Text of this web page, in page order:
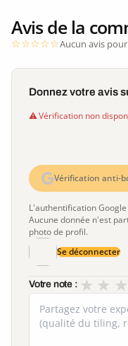
Avis de la
Aucun avis
Donnez votre avis
Vérification non
Vérification anti-
L'authentification
Aucune donnée n'est
photo de profil.
Se déconnecter
Votre note : ★
★
★